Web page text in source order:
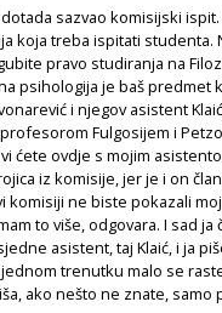
sazvao komisijski
koja treba ispitati studenta.
pravo studiranja na
psihologija je baš predmet
i njegov asistent
Fulgosijem i
ćete ovdje s mojim
iz komisije, jer je i on
komisiji ne biste pokazali
to više, odgovara. I sad
asistent, taj Klaić, i ja
trenutku malo se
ako nešto ne znate, samo